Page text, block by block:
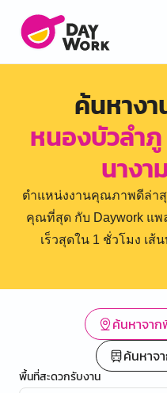
ค้นหาง
หนองบัวลำ
นางา
ตำแหน่งงานคุณภาพดีล่า
คุณที่สุด กับ Daywork แ
เร็วสุดใน 1 ชั่วโมง เ
ค้นหาจา
ค้นหาจ
พื้นที่สะดวกรับงาน